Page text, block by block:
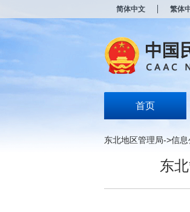
简体中文 繁体
首页
东北地区管理局->信息
东
打
无
障